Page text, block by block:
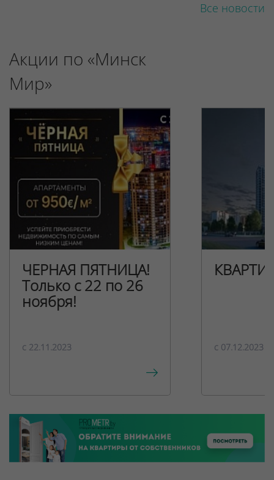
Все новости
Акции по «Минск
Мир»
ЧЕРНАЯ ПЯТНИЦА!
Только с 22 по 26
ноября!
c 22.11.2023 c 07.12.2023